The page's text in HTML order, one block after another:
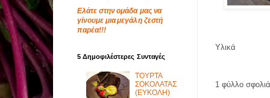
Υλικά
1 φύλλο
Ελάτε στην ομάδα μας να
γίνουμε μια μεγάλη ζεστή
παρέα!!!
5 Δημοφιλέστερες Συνταγές
ΤΟΥΡΤΑ
ΣΟΚΟΛΑΤΑΣ
(ΕΥΚΟΛΗ)